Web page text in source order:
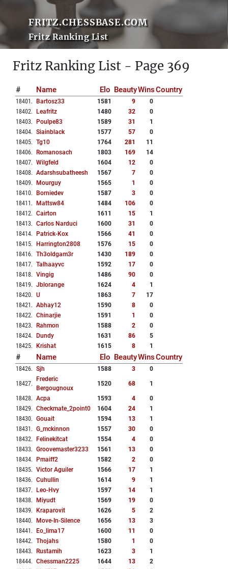
FRITZ.CHESSBASE.COM
Fritz Ranking List
Fritz Ranking List - Page 369
# Name Elo BeautyWinsCountry
18401 . Bartosz33 1581 9
0
18402. Leafritz 1480 32
0
18403. Poulpe83 1589 31
1
18404. Siainblack 1577 57
0
18405. Tg10 1764 281
11
18406. Romanosach 1803 169
14
18407. Wilgfeld 1604 12
0
18408. Adarshsubatheesh 1567 7
0
18409. Mourguy 1565 1
0
18410. Borniedev 1587 3
0
18411 . Mattsw84 1484 106
0
18412. Cairton 1611 15
1
18413. Carlos Narduci 1600 31
0
18414. Patrick-Kox 1566 41
0
18415. Harrington2808 1576 15
0
18416. Th3oldgam3r 1430 189
0
18417. Talhaayvc 1592 17
0
18418. Vingig 1486 90
0
18419. Jblorange 1624 4
1
18420. U 1863 7
17
18421 . Abhay12 1590 8
0
18422. Chinarjie 1591 1
0
18423. Rahmon 1588 2
0
18424. Dundy 1631 86
5
18425. Krishat 1615 8 1
# Name Elo BeautyWinsCountry
18426. Sjh 1588 3 0
18427.
Frederic
Bergougnoux
1520 68 1
18428. Acpa 1593 4
0
18429. Checkmate_2point0 1604 24
1
18430. Gouait 1594 13
1
18431 . G_mckinnon 1557 30
0
18432. Felinekitcat 1554 4
0
18433. Groovemaster3233 1561 13
0
18434. Pmaiff2 1582 2
0
18435. Victor Aguiler 1566 17
1
18436. Cuhullin 1614 9
1
18437. Leo-Hvy 1597 14
1
18438. Miyudt 1569 19
0
18439. Kraparovit 1626 5
2
18440. Move-In-Silence 1656 13
3
18441 . Eo_lima17 1600 11
0
18442. Thojahs 1580 1
0
18443. Rustamih 1623 3
1
18444. Chessman2225 1644 13
2